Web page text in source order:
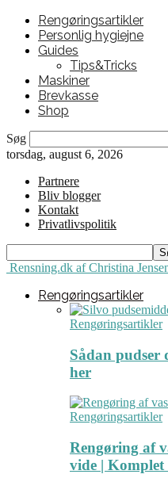
Rengøringsartikler
Personlig hygiejne
Guides
Tips&Tricks
Maskiner
Brevkasse
Shop
Søg
torsdag, august 6, 2026
Partnere
Bliv blogger
Kontakt
Privatlivspolitik
Rensning.dk af Christina
Rengøringsartikler
Rengøringsartikler
Sådan
her
Rengøringsartikler
Rengøring af
vide | Komplet